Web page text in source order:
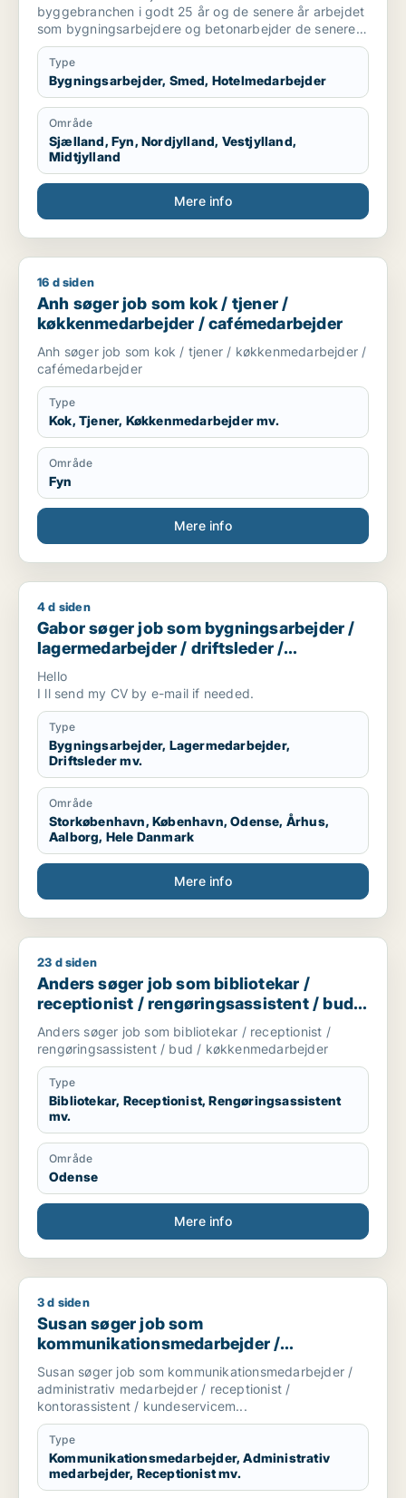
byggebranchen i godt 25 år og de senere år arbejdet
som bygningsarbejdere og betonarbejder de senere
år som kranfører som jeg er pt.
Type
Bygningsarbejder, Smed, Hotelmedarbejder
Område
Sjælland, Fyn, Nordjylland, Vestjylland,
Midtjylland
Mere info
Anh søger job som kok / tjener / køkkenmedarbejder /
16 d siden
Anh søger job som kok / tjener /
køkkenmedarbejder / cafémedarbejder
Anh søger job som kok / tjener / køkkenmedarbejder /
cafémedarbejder
Type
Kok, Tjener, Køkkenmedarbejder mv.
Område
Fyn
Mere info
Gabor søger job som bygningsarbejder /
4 d siden
Gabor søger job som bygningsarbejder /
lagermedarbejder / driftsleder /
ungarbejder / ufaglært
Hello
I ll send my CV by e-mail if needed.
Type
Bygningsarbejder, Lagermedarbejder,
Driftsleder mv.
Område
Storkøbenhavn, København, Odense, Århus,
Aalborg, Hele Danmark
Mere info
Anders søger job som bibliotekar / receptionist /
23 d siden
Anders søger job som bibliotekar /
receptionist / rengøringsassistent / bud /
køkkenmedarbejder
Anders søger job som bibliotekar / receptionist /
rengøringsassistent / bud / køkkenmedarbejder
Type
Bibliotekar, Receptionist, Rengøringsassistent
mv.
Område
Odense
Mere info
Susan søger job som kommunikationsmedarbejder /
3 d siden
Susan søger job som
kommunikationsmedarbejder /
administrativ medarbejder / receptionist /
kontorassistent /
kundeservicemedarbejder
Susan søger job som kommunikationsmedarbejder /
administrativ medarbejder / receptionist /
kontorassistent / kundeservicem...
Type
Kommunikationsmedarbejder, Administrativ
medarbejder, Receptionist mv.